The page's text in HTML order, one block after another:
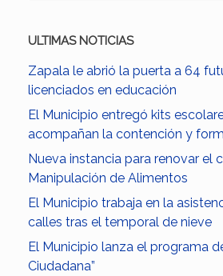
ULTIMAS NOTICIAS
Zapala le abrió la puerta a 64
licenciados en educación
El Municipio entregó kits
acompañan la contención y
Nueva instancia para renovar el
Manipulación de Alimentos
El Municipio trabaja en la
calles tras el temporal de nieve
El Municipio lanza el programa
Ciudadana”